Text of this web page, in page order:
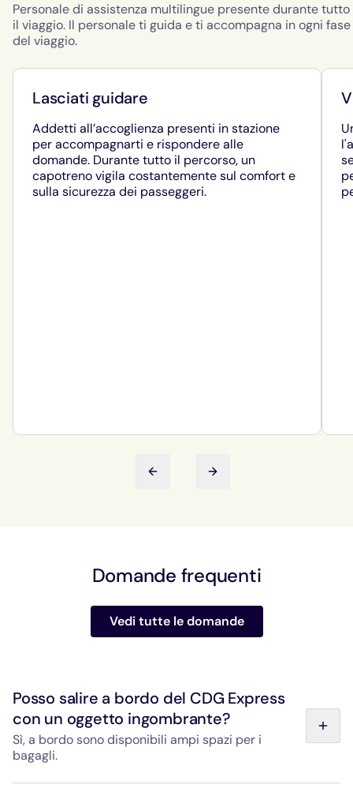
Personale di assistenza multilingue presente durante tutto
il viaggio. Il personale ti guida e ti accompagna in ogni fase
del viaggio.
Diapositiva precedente
Diapositiva successiva
Lasciati guidare
Addetti all’accoglienza presenti in stazione
per accompagnarti e rispondere alle
domande. Durante tutto il percorso, un
capotreno vigila costantemente sul comfort e
sulla sicurezza dei passeggeri.
Domande frequenti
Vedi tutte le domande
Posso salire a bordo del CDG Express
con un oggetto ingombrante?
Sì, a bordo sono disponibili ampi spazi per i
bagagli.